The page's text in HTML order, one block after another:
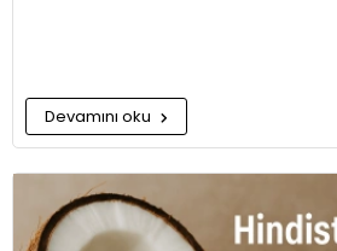
Devamını oku